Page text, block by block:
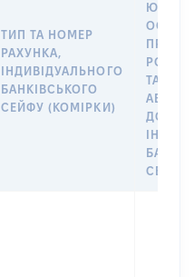
ТИП ТА НОМЕР
РАХУНКА,
ІНДИВІДУАЛЬНОГО
БАНКІВСЬКОГО
СЕЙФУ (КОМІРКИ)
ПРАВО
ТАКИМ
АБО
ДО
СЕЙФУ